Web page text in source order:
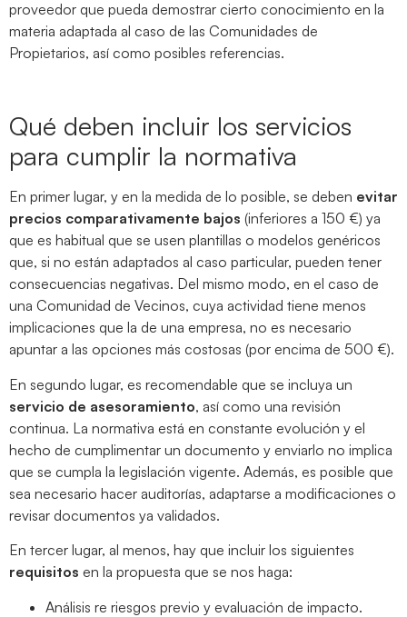
proveedor que pueda demostrar cierto conocimiento en la
materia adaptada al caso de las Comunidades de
Propietarios, así como posibles referencias.
Qué deben incluir los servicios
para cumplir la normativa
En primer lugar, y en la medida de lo posible, se deben evitar
precios comparativamente bajos (inferiores a 150 €) ya
que es habitual que se usen plantillas o modelos genéricos
que, si no están adaptados al caso particular, pueden tener
consecuencias negativas. Del mismo modo, en el caso de
una Comunidad de Vecinos, cuya actividad tiene menos
implicaciones que la de una empresa, no es necesario
apuntar a las opciones más costosas (por encima de 500 €).
En segundo lugar, es recomendable que se incluya un
servicio de asesoramiento, así como una revisión
continua. La normativa está en constante evolución y el
hecho de cumplimentar un documento y enviarlo no implica
que se cumpla la legislación vigente. Además, es posible que
sea necesario hacer auditorías, adaptarse a modificaciones o
revisar documentos ya validados.
En tercer lugar, al menos, hay que incluir los siguientes
requisitos en la propuesta que se nos haga:
Análisis re riesgos previo y evaluación de impacto.